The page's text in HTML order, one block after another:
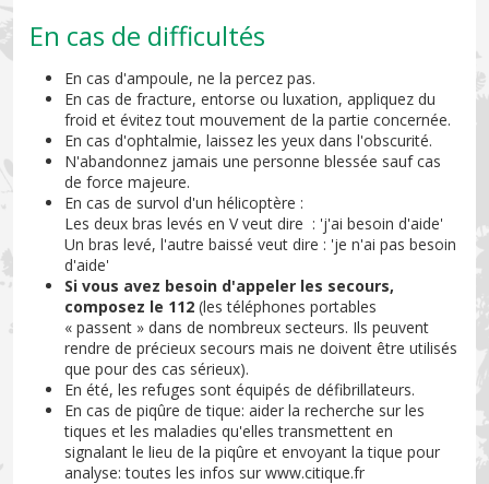
En cas de difficultés
En cas d'ampoule, ne la percez pas.
En cas de fracture, entorse ou luxation, appliquez du
froid et évitez tout mouvement de la partie concernée.
En cas d'ophtalmie, laissez les yeux dans l'obscurité.
N'abandonnez jamais une personne blessée sauf cas
de force majeure.
En cas de survol d'un hélicoptère :
Les deux bras levés en V veut dire : 'j'ai besoin d'aide'
Un bras levé, l'autre baissé veut dire : 'je n'ai pas besoin
d'aide'
Si vous avez besoin d'appeler les secours,
composez le 112 (les téléphones portables
« passent » dans de nombreux secteurs. Ils peuvent
rendre de précieux secours mais ne doivent être utilisés
que pour des cas sérieux).
En été, les refuges sont équipés de défibrillateurs.
En cas de piqûre de tique: aider la recherche sur les
tiques et les maladies qu'elles transmettent en
signalant le lieu de la piqûre et envoyant la tique pour
analyse: toutes les infos sur www.citique.fr